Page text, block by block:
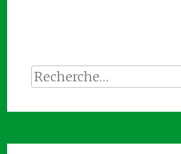
Rechercher :